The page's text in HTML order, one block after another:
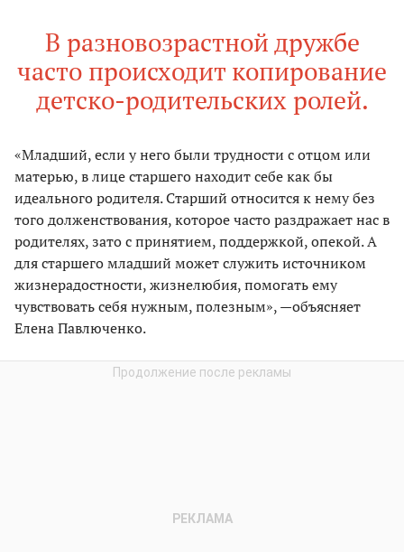
В разновозрастной дружбе
часто происходит копирование
детско-родительских ролей.
«Младший, если у него были трудности с отцом или
матерью, в лице старшего находит себе как бы
идеального родителя. Старший относится к нему без
того долженствования, которое часто раздражает нас в
родителях, зато с принятием, поддержкой, опекой. А
для старшего младший может служить источником
жизнерадостности, жизнелюбия, помогать ему
чувствовать себя нужным, полезным», —объясняет
Елена Павлюченко.